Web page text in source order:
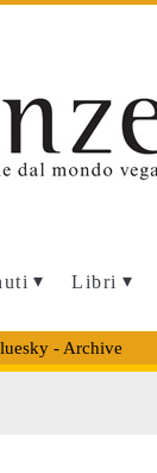
Libri
- Archive